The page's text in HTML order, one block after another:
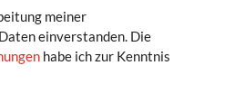
meiner
einverstanden. Die
habe ich zur Kenntnis